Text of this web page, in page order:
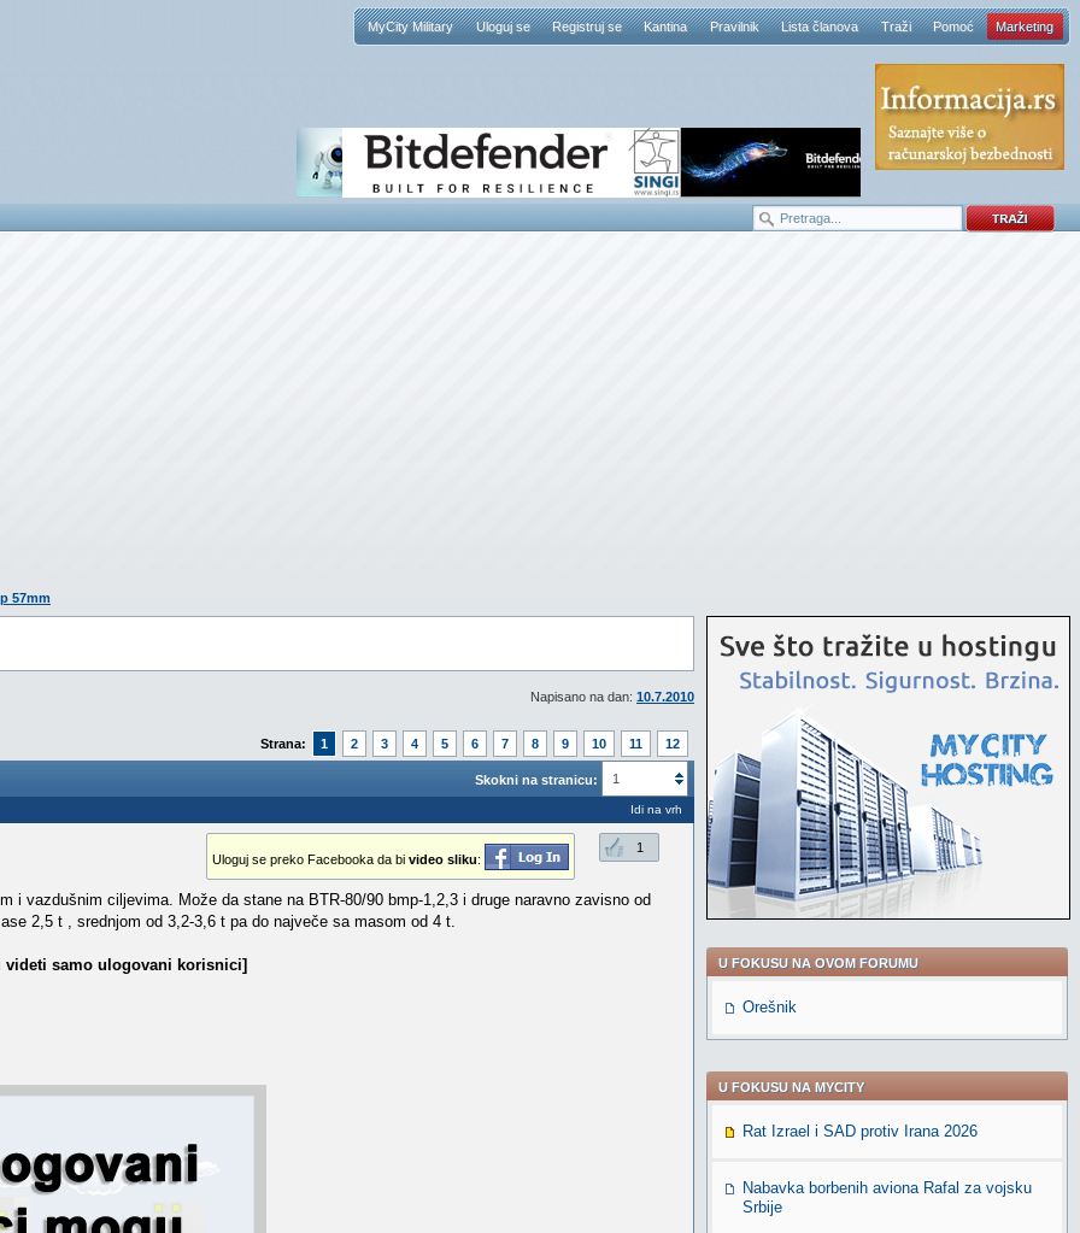
MyCity Military Uloguj se Registruj se Kantina Pravilnik Lista članova Traži Pomoć Marketing
57mm
Napisano na dan: 10.7.2010
Strana: 1 2 3 4 5 6 7 8 9 10 11 12
Skokni na stranicu: 1
Idi na vrh
1
Uloguj se preko Facebooka da bi video sliku:
i vazdušnim ciljevima. Može da stane na BTR-80/90 bmp-1,2,3 i druge naravno zavisno od
2,5 t , srednjom od 3,2-3,6 t pa do največe sa masom od 4 t.
videti samo ulogovani korisnici] U FOKUSU NA OVOM FORUMU
Orešnik
U FOKUSU NA MYCITY
Rat Izrael i SAD protiv Irana 2026
Nabavka borbenih aviona Rafal za vojsku
Srbije